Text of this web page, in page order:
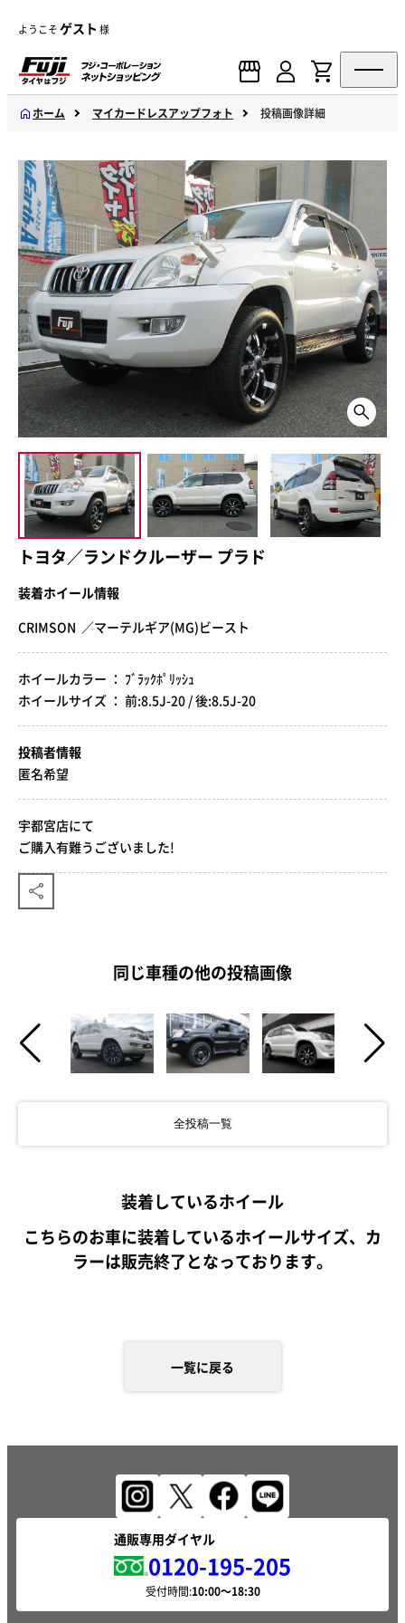
ようこそゲスト 様
ホーム マイカードレスアップフォト 投稿画像詳細
トヨタ／ランドクルーザー プラド
装着ホイール情報
CRIMSON ／マーテルギア(MG)ビースト
ホイールカラー ： ﾌﾞﾗｯｸﾎﾟﾘｯｼｭ
ホイールサイズ ： 前:8.5J-20 / 後:8.5J-20
投稿者情報
匿名希望
宇都宮店にて
ご購入有難うございました!
同じ車種の他の投稿画像
全投稿一覧
装着しているホイール
こちらのお車に装着しているホイールサイズ、カ
ラーは販売終了となっております。
一覧に戻る
通販専用ダイヤル
0120-195-205
受付時間: